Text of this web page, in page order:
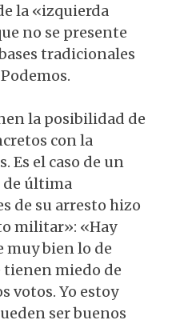
la «izquierda
no se presente
tradicionales
la posibilidad de
con la
Es el caso de un
última
de su arresto hizo
militar»: «Hay
muy bien lo de
tienen miedo de
votos. Yo estoy
ser buenos